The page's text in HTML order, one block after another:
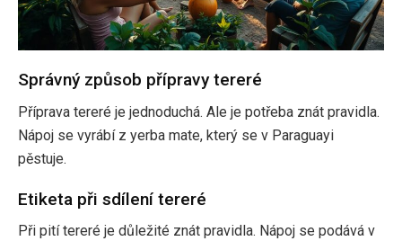
Správný způsob přípravy tereré
Příprava tereré je jednoduchá. Ale je potřeba znát pravidla.
Nápoj se vyrábí z yerba mate, který se v Paraguayi
pěstuje.
Etiketa při sdílení tereré
Při pití tereré je důležité znát pravidla. Nápoj se podává v